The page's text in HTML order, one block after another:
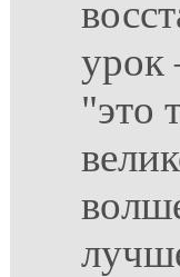
урок
"это